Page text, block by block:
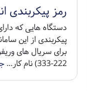
رمز پیکربندی
دستگاه هایی که
پیکربندی از این
222-333) نام کار...